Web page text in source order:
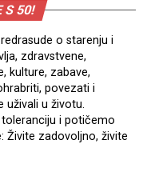
S 50!
o starenju i
zdravstvene,
kulture, zabave,
povezati i
uživali u životu.
i potičemo
Živite zadovoljno, živite